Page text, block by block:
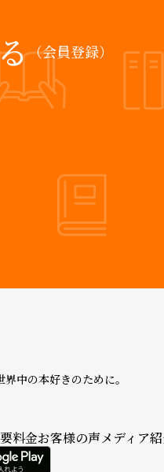
（会員登録）
界中の本好きのために。
料金お客様の声メディア